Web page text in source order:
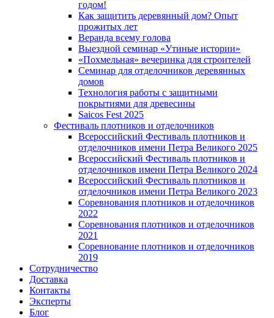
годом!
Как защитить деревянный дом? Опыт
прожитых лет
Веранда всему голова
Выездной семинар «Утиные истории»
«Похмельная» вечеринка для строителей
Семинар для отделочников деревянных
домов
Технология работы с защитными
покрытиями для древесины
Saicos Fest 2025
Фестиваль плотников и отделочников
Всероссийский Фестиваль плотников и
отделочников имени Петра Великого 2025
Всероссийский Фестиваль плотников и
отделочников имени Петра Великого 2024
Всероссийский Фестиваль плотников и
отделочников имени Петра Великого 2023
Соревнования плотников и отделочников
2022
Соревнования плотников и отделочников
2021
Соревнование плотников и отделочников
2019
Сотрудничество
Доставка
Контакты
Эксперты
Блог